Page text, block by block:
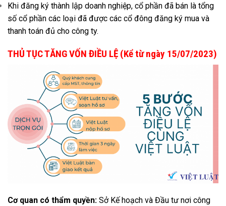
Khi đăng ký thành lập doanh nghiệp, cổ phần đã bán là tổng
số cổ phần các loại đã được các cổ đông đăng ký mua và
thanh toán đủ cho công ty.
THỦ TỤC TĂNG VỐN ĐIỀU LỆ (Kể từ ngày 15/07/2023)
Cơ quan có thẩm quyền: Sở Kế hoạch và Đầu tư nơi công